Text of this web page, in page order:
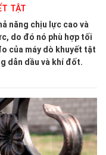
TẬT
năng chịu lực cao và
do đó nó phù hợp tối
của máy dò khuyết tật
dẫn dầu và khí đốt.